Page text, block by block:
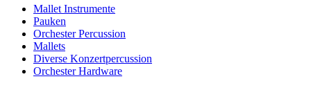
Mallet Instrumente
Pauken
Orchester Percussion
Mallets
Diverse Konzertpercussion
Orchester Hardware